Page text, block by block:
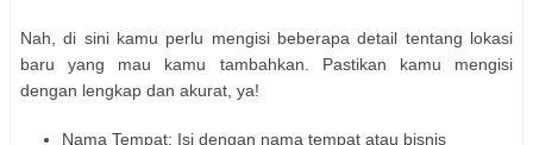
Nah, di sini kamu perlu mengisi beberapa detail tentang lokasi
baru yang mau kamu tambahkan. Pastikan kamu mengisi
dengan lengkap dan akurat, ya!
Nama Tempat: Isi dengan nama tempat atau bisnis